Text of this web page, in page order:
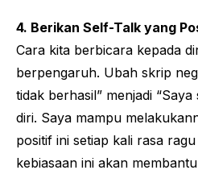
4. Berikan Self-Talk yang
Cara kita berbicara kepada
berpengaruh. Ubah skrip
tidak berhasil” menjadi
diri. Saya mampu
positif ini setiap kali rasa
kebiasaan ini akan